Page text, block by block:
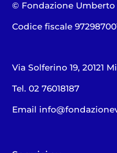
© Fondazione Umberto
Codice fiscale
Via Solferino 19, 20121
Tel. 02 76018187
Email